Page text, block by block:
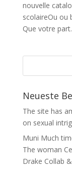
nouvelle
scolaireOu ou
Que votre
Neueste
The site has
on sexual
Muni Much
The woman
Drake Collab